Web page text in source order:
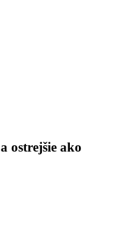
ostrejšie ako